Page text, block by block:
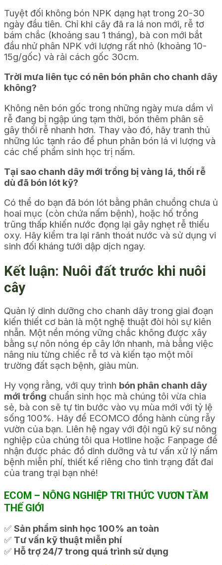
Tuyệt đối không bón NPK dạng hạt trong 20-30
ngày đầu tiên. Chỉ khi cây đã ra lá non mới, rễ tơ
bám chắc (khoảng sau 1 tháng), bà con mới bắt
đầu nhử phân NPK với lượng rất nhỏ (khoảng 10-
15g/gốc) và rải cách gốc 30cm.
Trời mưa liên tục có nên bón phân cho chanh dây
không?
Không nên bón gốc trong những ngày mưa dầm vì
rễ đang bị ngập úng tạm thời, bón thêm phân sẽ
gây thối rễ nhanh hơn. Thay vào đó, hãy tranh thủ
những lúc tạnh ráo để phun phân bón lá vi lượng và
các chế phẩm sinh học trị nấm.
Tại sao chanh dây mới trồng bị vàng lá, thối rễ
dù đã bón lót kỹ?
Có thể do bạn đã bón lót bằng phân chuồng chưa ủ
hoai mục (còn chứa nấm bệnh), hoặc hố trồng
trũng thấp khiến nước đọng lại gây nghẹt rễ thiếu
oxy. Hãy kiểm tra lại rãnh thoát nước và sử dụng vi
sinh đối kháng tưới dập dịch ngay.
Kết luận: Nuôi đất trước khi nuôi
cây
Quản lý dinh dưỡng cho chanh dây trong giai đoạn
kiến thiết cơ bản là một nghệ thuật đòi hỏi sự kiên
nhẫn. Một nền móng vững chắc không được xây
bằng sự nôn nóng ép cây lớn nhanh, mà bằng việc
nâng niu từng chiếc rễ tơ và kiến tạo một môi
trường đất sạch bệnh, giàu mùn.
Hy vọng rằng, với quy trình bón phân chanh dây
mới trồng chuẩn sinh học mà chúng tôi vừa chia
sẻ, bà con sẽ tự tin bước vào vụ mùa mới với tỷ lệ
sống 100%. Hãy để ECOMCO đồng hành cùng rẫy
vườn của bạn. Liên hệ ngay với đội ngũ kỹ sư nông
nghiệp của chúng tôi qua Hotline hoặc Fanpage để
nhận được phác đồ dinh dưỡng và tư vấn xử lý nấm
bệnh miễn phí, thiết kế riêng cho tình trạng đất đai
của trang trại bạn nhé!
ECOM – NÔNG NGHIỆP TRI THỨC VƯƠN TẦM
THẾ GIỚI
✅ Sản phẩm sinh học 100% an toàn
✅ Tư vấn kỹ thuật miễn phí
✅ Hỗ trợ 24/7 trong quá trình sử dụng